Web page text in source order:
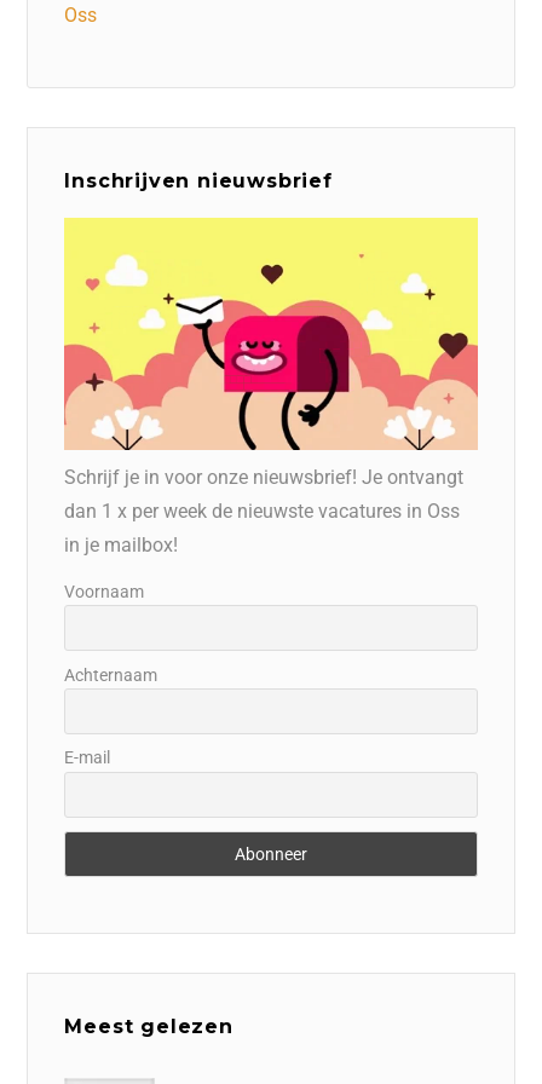
Oss
Inschrijven nieuwsbrief
Schrijf je in voor onze nieuwsbrief! Je ontvangt
dan 1 x per week de nieuwste vacatures in Oss
in je mailbox!
Voornaam
Achternaam
E-mail
Meest gelezen